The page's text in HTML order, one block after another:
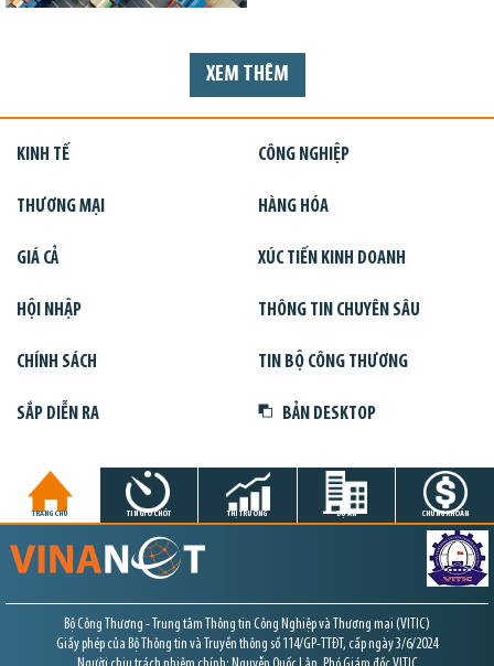
XEM THÊM
KINH TẾ CÔNG NGHIỆP
THƯƠNG MẠI HÀNG HÓA
GIÁ CẢ XÚC TIẾN KINH DOANH
HỘI NHẬP THÔNG TIN CHUYÊN SÂU
CHÍNH SÁCH TIN BỘ CÔNG THƯƠNG
SẮP DIỄN RA BẢN DESKTOP
TRANG CHỦ TIN GIỜ CHÓT THỊ TRƯỜNG DỰ ÁN CHỨNG KHOÁN
Bộ Công Thương - Trung tâm Thông tin Công Nghiệp và Thương mại (VITIC)
Giấy phép của Bộ Thông tin và Truyền thông số 114/GP-TTĐT, cấp ngày 3/6/2024